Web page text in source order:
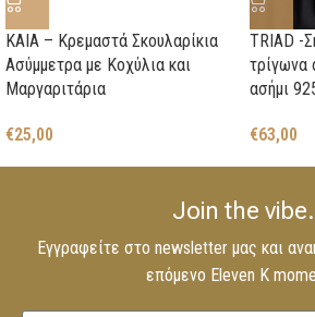
KAIA – Κρεμαστά Σκουλαρίκια
Ασύμμετρα με Κοχύλια και
Μαργαριτάρια
€25,00
TRIAD -
τρίγωνα
ασήμι
€63,00
Join the vibe.
Εγγραφείτε στο newsletter μας και
επόμενο Eleven K